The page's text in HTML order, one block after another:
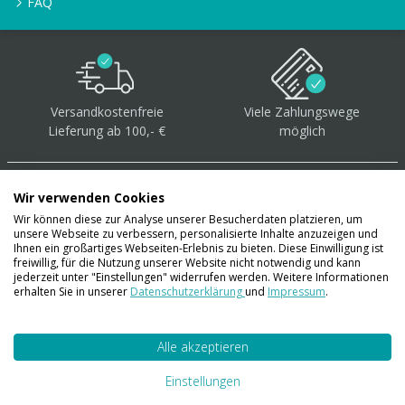
Versandkostenfreie
Lieferung ab 100,- €
Viele Zahlungswege
möglich
Über 40.000 Artikel auf
Lager
Wir verwenden Cookies
Wir können diese zur Analyse unserer Besucherdaten platzieren, um
unsere Webseite zu verbessern, personalisierte Inhalte anzuzeigen und
Ihnen ein großartiges Webseiten-Erlebnis zu bieten. Diese Einwilligung ist
freiwillig, für die Nutzung unserer Website nicht notwendig und kann
jederzeit unter "Einstellungen" widerrufen werden. Weitere Informationen
erhalten Sie in unserer Datenschutzerklärungund Impressum.
Alle akzeptieren
Einstellungen